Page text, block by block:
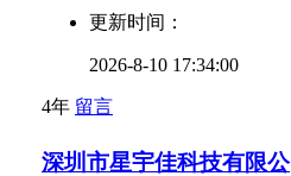
更新时间：
2026-8-10 17:34:00
4年 留言
深圳市星宇佳科技有限公